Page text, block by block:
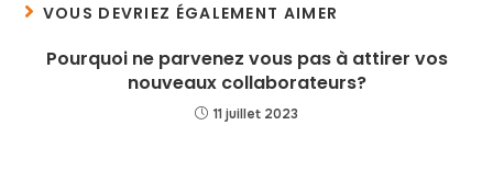
VOUS DEVRIEZ ÉGALEMENT AIMER
Pourquoi ne parvenez vous pas à attirer vos
nouveaux collaborateurs?
11 juillet 2023